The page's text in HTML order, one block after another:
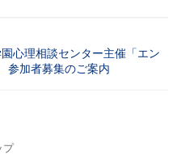
心理相談センター主催「エン
参加者募集のご案内
プ